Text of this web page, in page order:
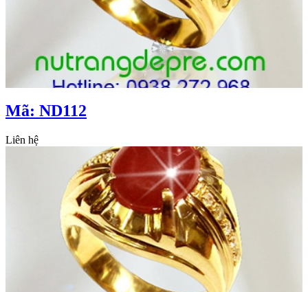
Mã: ND112
Liên hệ